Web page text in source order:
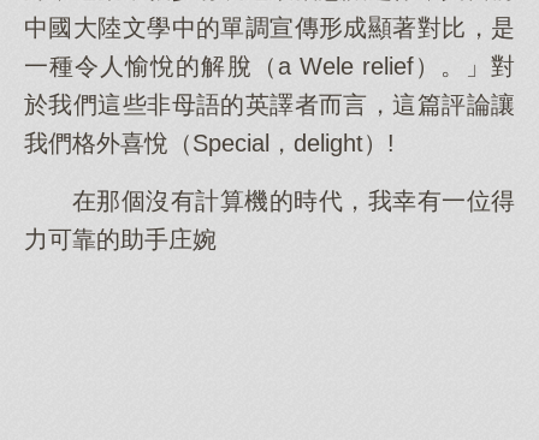
中國大陸文學中的單調宣傳形成顯著對比，是
一種令人愉悅的解脫（a Wele relief）。」對
於我們這些非母語的英譯者而言，這篇評論讓
我們格外喜悅（Special，delight）!
在那個沒有計算機的時代，我幸有一位得
力可靠的助手庄婉